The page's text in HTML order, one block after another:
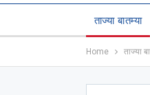
ताज्या बातम्या
Home ताज्या